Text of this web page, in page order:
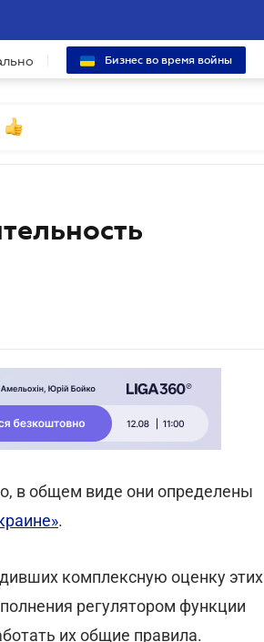
Бизнес во время войны
в общем виде они определены
.
комплексную оценку этих
регулятором функции
их общие правила.